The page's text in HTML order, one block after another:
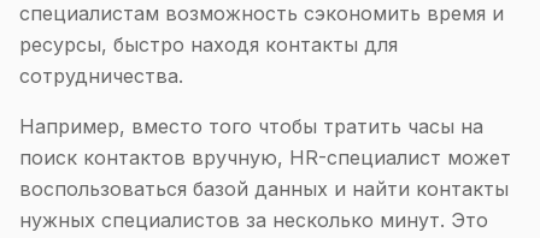
специалистам возможность сэкономить время и
ресурсы, быстро находя контакты для
сотрудничества.
Например, вместо того чтобы тратить часы на
поиск контактов вручную, HR-специалист может
воспользоваться базой данных и найти контакты
нужных специалистов за несколько минут. Это